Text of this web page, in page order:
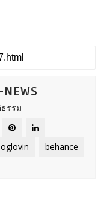
รรม
behance